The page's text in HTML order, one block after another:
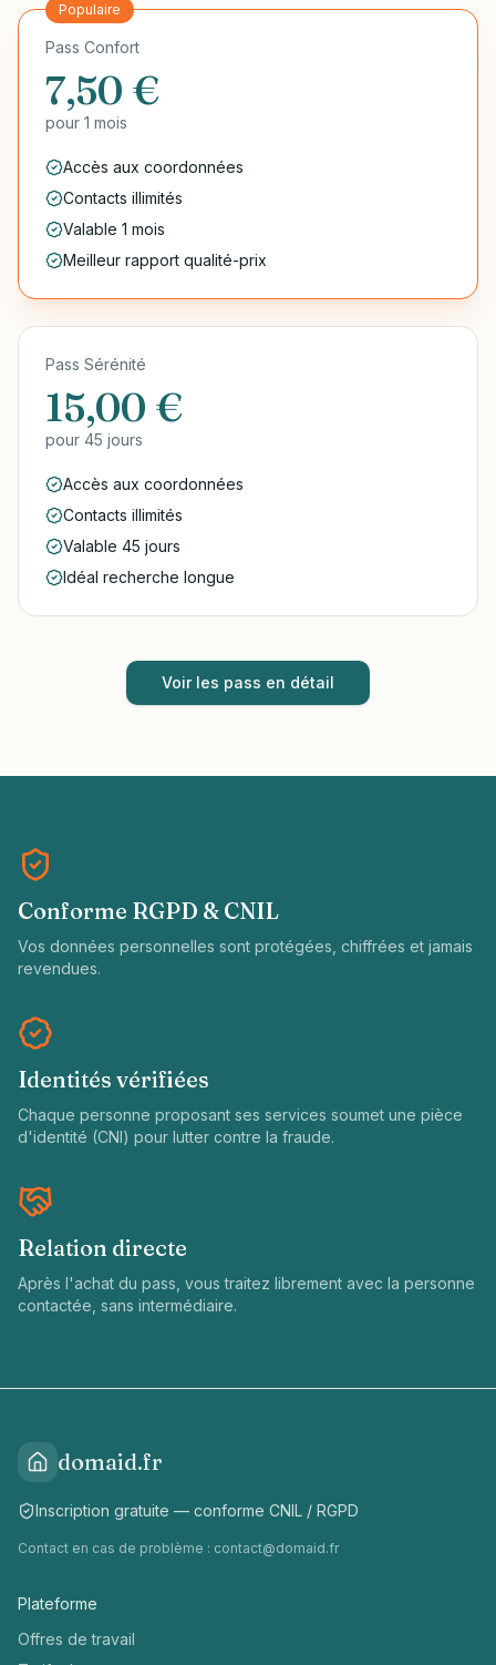
Populaire
Pass Confort
7,50 €
pour 1 mois
Accès aux coordonnées
Contacts illimités
Valable 1 mois
Meilleur rapport qualité-prix
Pass Sérénité
15,00 €
pour 45 jours
Accès aux coordonnées
Contacts illimités
Valable 45 jours
Idéal recherche longue
Voir les pass en détail
Conforme RGPD & CNIL
Vos données personnelles sont protégées, chiffrées et jamais
revendues.
Identités vérifiées
Chaque personne proposant ses services soumet une pièce
d'identité (CNI) pour lutter contre la fraude.
Relation directe
Après l'achat du pass, vous traitez librement avec la personne
contactée, sans intermédiaire.
domaid.fr
Inscription gratuite — conforme CNIL / RGPD
Contact en cas de problème : contact@domaid.fr
Plateforme
Offres de travail